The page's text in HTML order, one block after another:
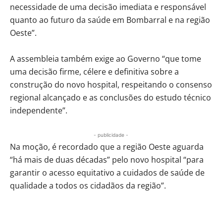
necessidade de uma decisão imediata e responsável
quanto ao futuro da saúde em Bombarral e na região
Oeste”.
A assembleia também exige ao Governo “que tome
uma decisão firme, célere e definitiva sobre a
construção do novo hospital, respeitando o consenso
regional alcançado e as conclusões do estudo técnico
independente”.
- publicidade -
Na moção, é recordado que a região Oeste aguarda
“há mais de duas décadas” pelo novo hospital “para
garantir o acesso equitativo a cuidados de saúde de
qualidade a todos os cidadãos da região”.